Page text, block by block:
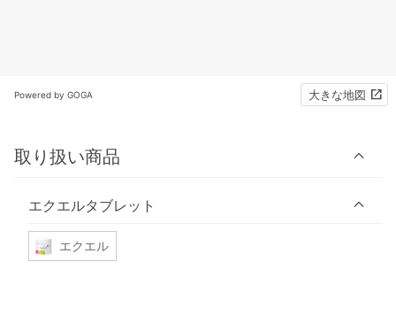
Powered by GOGA 大きな地図
取り扱い商品
エクエルタブレット
エクエル